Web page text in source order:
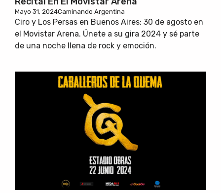
Mayo 31, 2024Caminando Argentina
Ciro y Los Persas en Buenos Aires: 30 de agosto en
el Movistar Arena. Únete a su gira 2024 y sé parte
de una noche llena de rock y emoción.